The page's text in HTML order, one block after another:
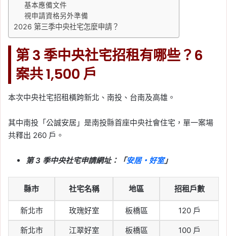
基本應備文件
視申請資格另外準備
2026 第三季中央社宅怎麼申請？
第 3 季中央社宅招租有哪些？6
案共 1,500 戶
本次中央社宅招租橫跨新北、南投、台南及高雄。
其中南投「公誠安居」是南投縣首座中央社會住宅，單一案場
共釋出 260 戶。
第 3 季中央社宅申請網址：「安居・好室」
縣市 社宅名稱 地區 招租戶數
新北市 玫瑰好室 板橋區 120 戶
新北市 江翠好室 板橋區 100 戶